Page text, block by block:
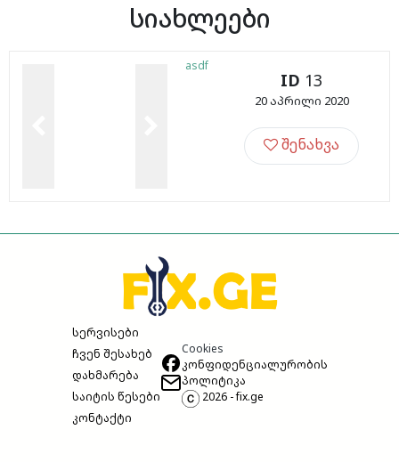
სიახლეები
asdf
ID 13
20 აპრილი 2020
შენახვა
სერვისები
ჩვენ შესახებ
დახმარება
საიტის წესები
კონტაქტი
Cookies
კონფიდენციალურობის
პოლიტიკა
2026 - fix.ge